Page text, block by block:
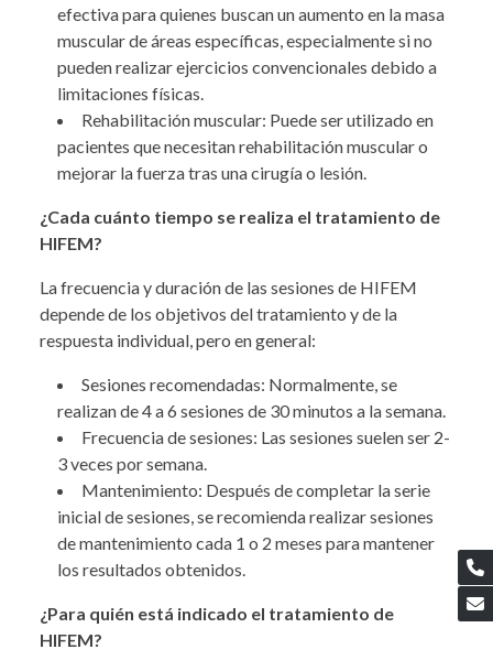
efectiva para quienes buscan un aumento en la masa
muscular de áreas específicas, especialmente si no
pueden realizar ejercicios convencionales debido a
limitaciones físicas.
Rehabilitación muscular: Puede ser utilizado en
pacientes que necesitan rehabilitación muscular o
mejorar la fuerza tras una cirugía o lesión.
¿Cada cuánto tiempo se realiza el tratamiento de
HIFEM?
La frecuencia y duración de las sesiones de HIFEM
depende de los objetivos del tratamiento y de la
respuesta individual, pero en general:
Sesiones recomendadas: Normalmente, se
realizan de 4 a 6 sesiones de 30 minutos a la semana.
Frecuencia de sesiones: Las sesiones suelen ser 2-
3 veces por semana.
Mantenimiento: Después de completar la serie
inicial de sesiones, se recomienda realizar sesiones
de mantenimiento cada 1 o 2 meses para mantener
los resultados obtenidos.
¿Para quién está indicado el tratamiento de
HIFEM?